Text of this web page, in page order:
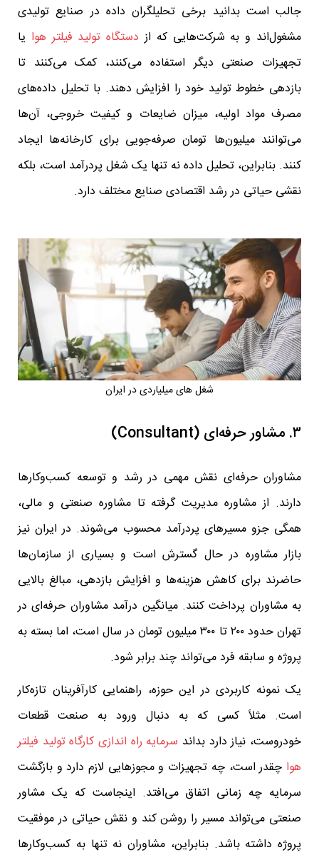
جالب است بدانید برخی تحلیلگران داده در صنایع تولیدی
مشغول‌اند و به شرکت‌هایی که از دستگاه تولید فیلتر هوا یا
تجهیزات صنعتی دیگر استفاده می‌کنند، کمک می‌کنند تا
بازدهی خطوط تولید خود را افزایش دهند. با تحلیل داده‌های
مصرف مواد اولیه، میزان ضایعات و کیفیت خروجی، آن‌ها
می‌توانند میلیون‌ها تومان صرفه‌جویی برای کارخانه‌ها ایجاد
کنند. بنابراین، تحلیل داده نه تنها یک شغل پردرآمد است، بلکه
نقشی حیاتی در رشد اقتصادی صنایع مختلف دارد.
شغل های میلیاردی در ایران
۳. مشاور حرفه‌ای (Consultant)
مشاوران حرفه‌ای نقش مهمی در رشد و توسعه کسب‌وکارها
دارند. از مشاوره مدیریت گرفته تا مشاوره صنعتی و مالی،
همگی جزو مسیرهای پردرآمد محسوب می‌شوند. در ایران نیز
بازار مشاوره در حال گسترش است و بسیاری از سازمان‌ها
حاضرند برای کاهش هزینه‌ها و افزایش بازدهی، مبالغ بالایی
به مشاوران پرداخت کنند. میانگین درآمد مشاوران حرفه‌ای در
تهران حدود ۲۰۰ تا ۳۰۰ میلیون تومان در سال است، اما بسته به
پروژه و سابقه فرد می‌تواند چند برابر شود.
یک نمونه کاربردی در این حوزه، راهنمایی کارآفرینان تازه‌کار
است. مثلاً کسی که به دنبال ورود به صنعت قطعات
خودروست، نیاز دارد بداند سرمایه راه اندازی کارگاه تولید فیلتر
هوا چقدر است، چه تجهیزات و مجوزهایی لازم دارد و بازگشت
سرمایه چه زمانی اتفاق می‌افتد. اینجاست که یک مشاور
صنعتی می‌تواند مسیر را روشن کند و نقش حیاتی در موفقیت
پروژه داشته باشد. بنابراین، مشاوران نه تنها به کسب‌وکارها